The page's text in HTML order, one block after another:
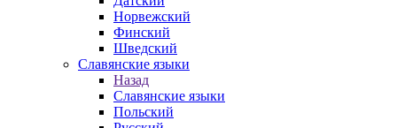
Норвежский
Финский
Шведский
Славянские языки
Назад
Славянские языки
Польский